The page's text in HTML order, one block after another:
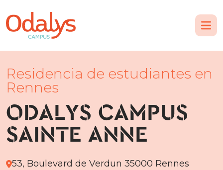
Residencia de estudiantes en
Rennes
ODALYS CAMPUS
SAINTE ANNE
53, Boulevard de Verdun 35000 Rennes